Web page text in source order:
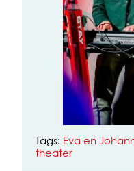
Tags: Eva en
theater